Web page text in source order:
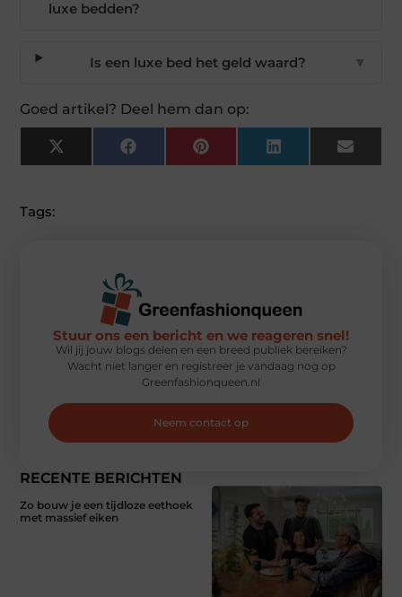
luxe bedden?
Is een luxe bed het geld waard? ▼
Goed artikel? Deel hem dan op:
X
(Twitter)
FacebookPinterest LinkedIn Email
Tags:
RECENTE BERICHTEN
Zo bouw je een tijdloze eethoek
met massief eiken
Stuur ons een bericht en we reageren snel!
Wil jij jouw blogs delen en een breed publiek bereiken?
Wacht niet langer en registreer je vandaag nog op
Greenfashionqueen.nl
Neem contact op